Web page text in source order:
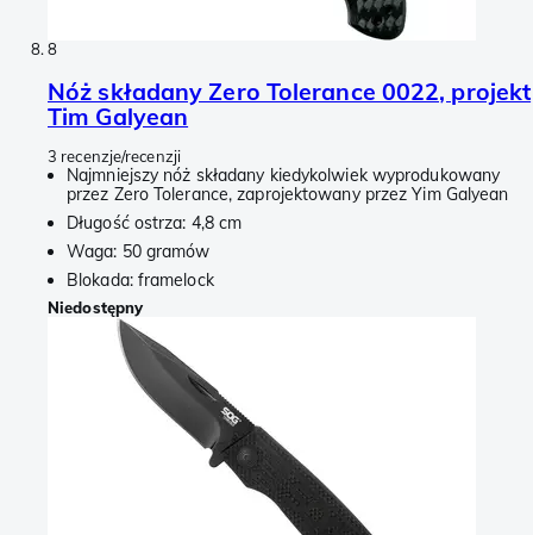
8
Nóż składany Zero Tolerance 0022, projekt
Tim Galyean
3 recenzje/recenzji
Najmniejszy nóż składany kiedykolwiek wyprodukowany
przez Zero Tolerance, zaprojektowany przez Yim Galyean
Długość ostrza: 4,8 cm
Waga: 50 gramów
Blokada: framelock
Niedostępny